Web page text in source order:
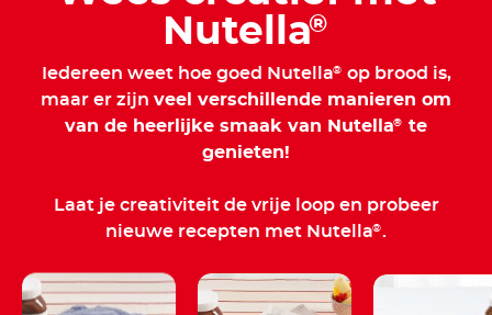
Nutella®
Iedereen weet hoe goed Nutella® op brood is,
maar er zijn veel verschillende manieren om
van de heerlijke smaak van Nutella® te
genieten!
Laat je creativiteit de vrije loop en probeer
nieuwe recepten met Nutella®.